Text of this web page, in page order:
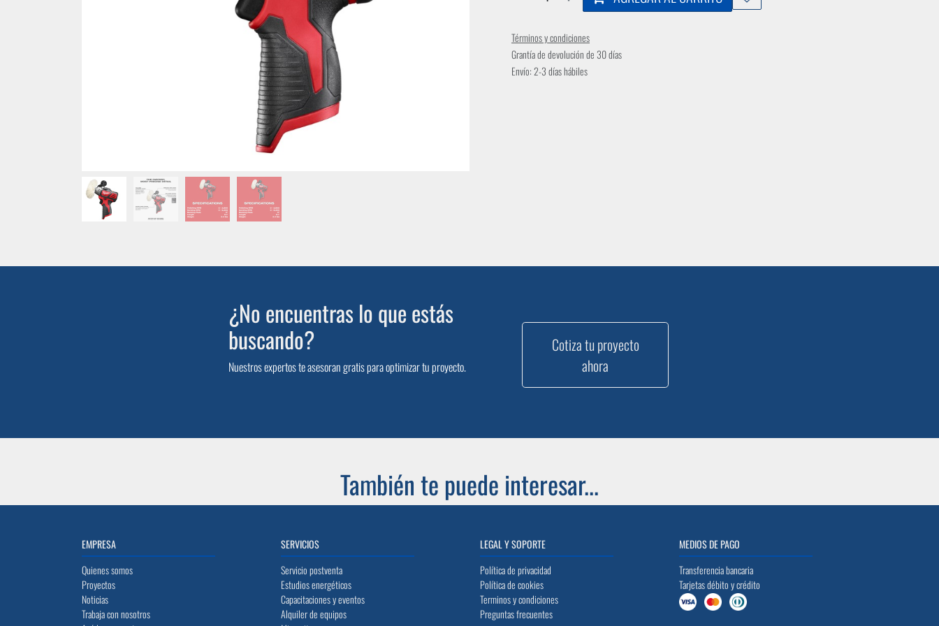
Términos y condiciones
Grantía de devolución de 30 días
Envío: 2-3 días hábiles
¿No encuentras lo que estás
buscando?
Nuestros expertos te asesoran gratis para optimizar tu proyecto.
Cotiza tu proyecto
ahora
También te puede interesar...
EMPRESA
Quienes somos
Proyectos
Noticias
Trabaja con nosotros
SERVICIOS
Servicio postventa
Estudios energéticos
Capacitaciones y eventos
Alquiler de equipos
LEGAL Y SOPORTE
Política de privacidad
Política de cookies
Terminos y condiciones
Preguntas frecuentes
MEDIOS DE PAGO
Transferencia bancaria
Tarjetas débito y crédito